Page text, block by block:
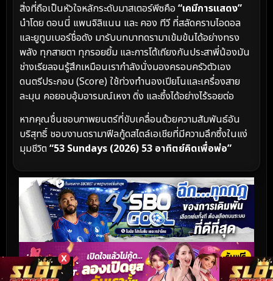
X
สิ่งที่ถือเป็นหัวใจหลักระดับมาสเตอร์พีซคือ “เคมีการแสดง”
นำโดย ดอนนี่ แพนจิลิแนน และ คอง ทีวี ที่สลัดคราบไอดอล
และยูทูบเบอร์ชื่อดัง มารับบทบาทดรามาเข้มข้นได้อย่างทรง
พลัง ทุกสายตา ทุกรอยยิ้ม และการโต้เถียงกันประสาพี่น้องมัน
ช่างเรียลจนรู้สึกเหมือนเรากำลังนั่งมองครอบครัวตัวเอง
ดนตรีประกอบ (Score) ใช้ท่วงทำนองเปียโนและเครื่องสาย
ละมุน คอยอบอุ้มอารมณ์เหงา ดิ่ง และซึ้งได้อย่างไร้รอยต่อ
หากคุณชื่นชอบภาพยนตร์ที่ขับเคลื่อนด้วยความสัมพันธ์อัน
บริสุทธิ์ ชอบงานดรามาฟีลกู้ดสไตล์เอเชียที่มีความลึกซึ้งในแง่
มุมชีวิต“53 Sundays (2026) 53 อาทิตย์คิดเพื่อพ่อ”